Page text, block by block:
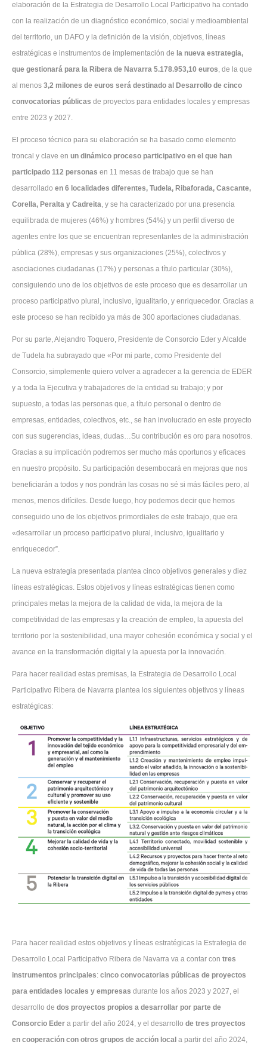
elaboración de la Estrategia de Desarrollo Local Participativo ha contado
con la realización de un diagnóstico económico, social y medioambiental
del territorio, un DAFO y la definición de la visión, objetivos, líneas
estratégicas e instrumentos de implementación de la nueva estrategia,
que gestionará para la Ribera de Navarra 5.178.953,10 euros, de la que
al menos 3,2 milones de euros será destinado al Desarrollo de cinco
convocatorias públicas de proyectos para entidades locales y empresas
entre 2023 y 2027.
El proceso técnico para su elaboración se ha basado como elemento
troncal y clave en un dinámico proceso participativo en el que han
participado 112 personas en 11 mesas de trabajo que se han
desarrollado en 6 localidades diferentes, Tudela, Ribaforada, Cascante,
Corella, Peralta y Cadreita, y se ha caracterizado por una presencia
equilibrada de mujeres (46%) y hombres (54%) y un perfil diverso de
agentes entre los que se encuentran representantes de la administración
pública (28%), empresas y sus organizaciones (25%), colectivos y
asociaciones ciudadanas (17%) y personas a título particular (30%),
consiguiendo uno de los objetivos de este proceso que es desarrollar un
proceso participativo plural, inclusivo, igualitario, y enriquecedor. Gracias a
este proceso se han recibido ya más de 300 aportaciones ciudadanas.
Por su parte, Alejandro Toquero, Presidente de Consorcio Eder y Alcalde
de Tudela ha subrayado que «Por mi parte, como Presidente del
Consorcio, simplemente quiero volver a agradecer a la gerencia de EDER
y a toda la Ejecutiva y trabajadores de la entidad su trabajo; y por
supuesto, a todas las personas que, a título personal o dentro de
empresas, entidades, colectivos, etc., se han involucrado en este proyecto
con sus sugerencias, ideas, dudas…Su contribución es oro para nosotros.
Gracias a su implicación podremos ser mucho más oportunos y eficaces
en nuestro propósito. Su participación desembocará en mejoras que nos
beneficiarán a todos y nos pondrán las cosas no sé si más fáciles pero, al
menos, menos difíciles. Desde luego, hoy podemos decir que hemos
conseguido uno de los objetivos primordiales de este trabajo, que era
«desarrollar un proceso participativo plural, inclusivo, igualitario y
enriquecedor”.
La nueva estrategia presentada plantea cinco objetivos generales y diez
líneas estratégicas. Estos objetivos y líneas estratégicas tienen como
principales metas la mejora de la calidad de vida, la mejora de la
competitividad de las empresas y la creación de empleo, la apuesta del
territorio por la sostenibilidad, una mayor cohesión económica y social y el
avance en la transformación digital y la apuesta por la innovación.
Para hacer realidad estas premisas, la Estrategia de Desarrollo Local
Participativo Ribera de Navarra plantea los siguientes objetivos y líneas
estratégicas:
Para hacer realidad estos objetivos y líneas estratégicas la Estrategia de
Desarrollo Local Participativo Ribera de Navarra va a contar con tres
instrumentos principales: cinco convocatorias públicas de proyectos
para entidades locales y empresas durante los años 2023 y 2027, el
desarrollo de dos proyectos propios a desarrollar por parte de
Consorcio Eder a partir del año 2024, y el desarrollo de tres proyectos
en cooperación con otros grupos de acción local a partir del año 2024,